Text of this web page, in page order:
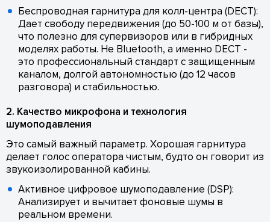
Беспроводная гарнитура для колл-центра (DECT):
Дает свободу передвижения (до 50-100 м от базы),
что полезно для супервизоров или в гибридных
моделях работы. Не Bluetooth, а именно DECT -
это профессиональный стандарт с защищенным
каналом, долгой автономностью (до 12 часов
разговора) и стабильностью.
2. Качество микрофона и технология
шумоподавления
Это самый важный параметр. Хорошая гарнитура
делает голос оператора чистым, будто он говорит из
звукоизолированной кабины.
Активное цифровое шумоподавление (DSP):
Анализирует и вычитает фоновые шумы в
реальном времени.